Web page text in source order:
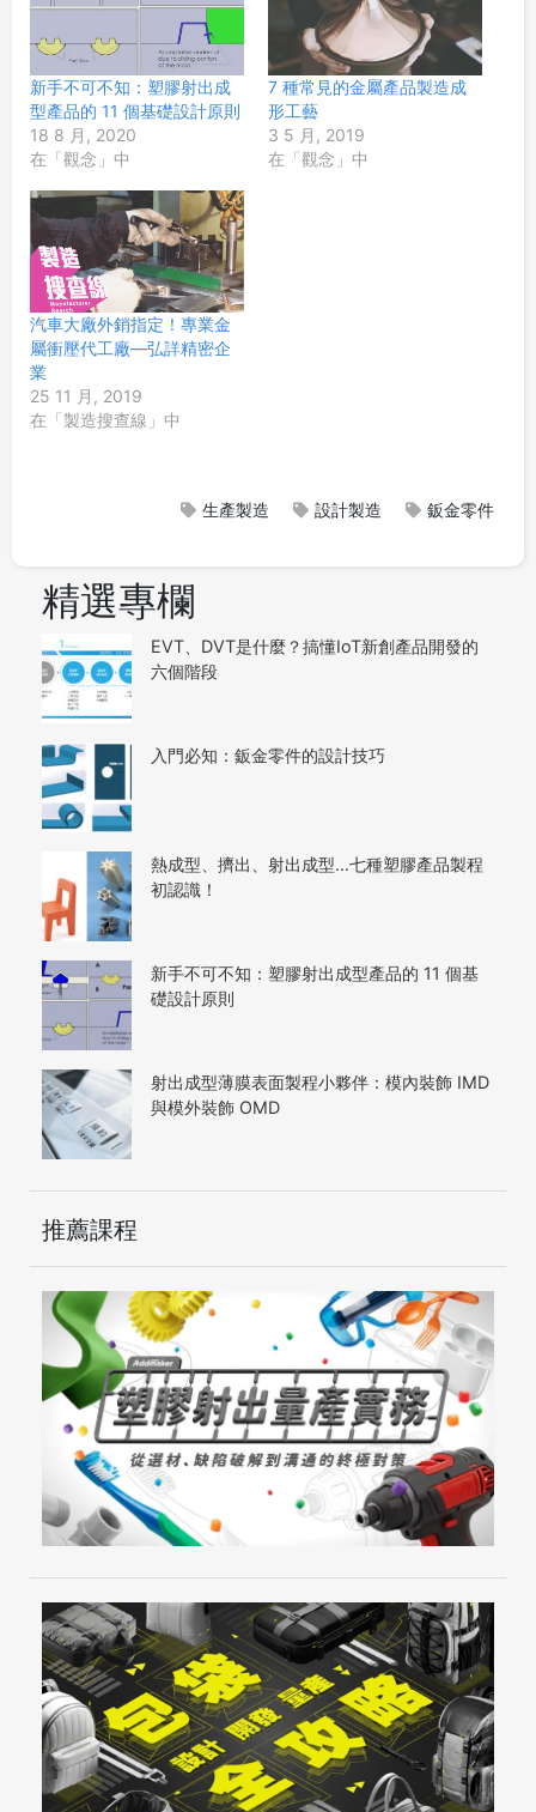
新手不可不知：塑膠射出成
型產品的 11 個基礎設計原則
18 8 月, 2020
在「觀念」中
7 種常見的金屬產品製造成
形工藝
3 5 月, 2019
在「觀念」中
汽車大廠外銷指定！專業金
屬衝壓代工廠—弘詳精密企
業
25 11 月, 2019
在「製造搜查線」中
生產製造 設計製造 鈑金零件
精選專欄
EVT、DVT是什麼？搞懂IoT新創產品開發的
六個階段
入門必知：鈑金零件的設計技巧
熱成型、擠出、射出成型…七種塑膠產品製程
初認識！
新手不可不知：塑膠射出成型產品的 11 個基
礎設計原則
射出成型薄膜表面製程小夥伴：模內裝飾 IMD
與模外裝飾 OMD
推薦課程